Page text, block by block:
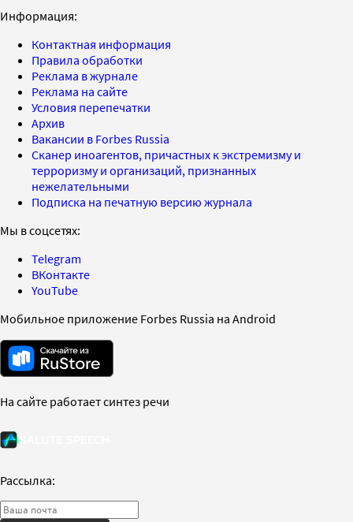
Информация:
Контактная информация
Правила обработки
Реклама в журнале
Реклама на сайте
Условия перепечатки
Архив
Вакансии в Forbes Russia
Сканер иноагентов, причастных к экстремизму и
терроризму и организаций, признанных
нежелательными
Подписка на печатную версию журнала
Мы в соцсетях:
Telegram
ВКонтакте
YouTube
Мобильное приложение Forbes Russia на Android
На сайте работает синтез речи
Рассылка: